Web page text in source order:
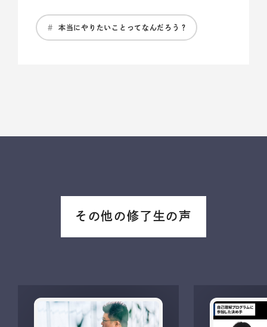
# 本当にやりたいことってなんだろう？
その他の修了生の声